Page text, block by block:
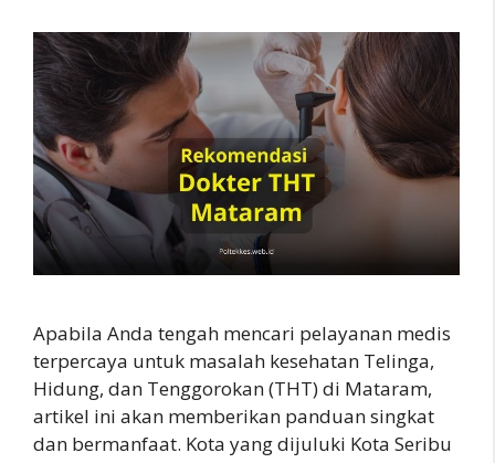
Apabila Anda tengah mencari pelayanan medis
terpercaya untuk masalah kesehatan Telinga,
Hidung, dan Tenggorokan (THT) di Mataram,
artikel ini akan memberikan panduan singkat
dan bermanfaat. Kota yang dijuluki Kota Seribu